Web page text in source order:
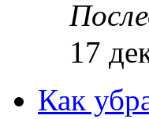
17
Как